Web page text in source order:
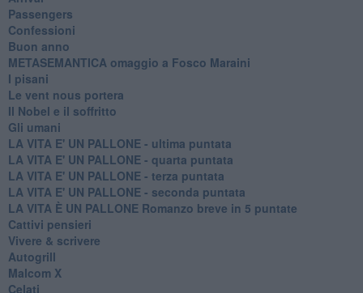
Passengers
Confessioni
Buon anno
METASEMANTICA omaggio a Fosco Maraini
I pisani
Le vent nous portera
Il Nobel e il soffritto
Gli umani
LA VITA E' UN PALLONE - ultima puntata
LA VITA E' UN PALLONE - quarta puntata
LA VITA E' UN PALLONE - terza puntata
LA VITA E' UN PALLONE - seconda puntata
LA VITA È UN PALLONE Romanzo breve in 5 puntate
Cattivi pensieri
Vivere & scrivere
Autogrill
Malcom X
Celati